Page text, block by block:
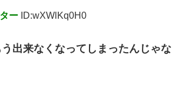
ー ID:wXWlKq0H0
出来なくなってしまったんじゃな